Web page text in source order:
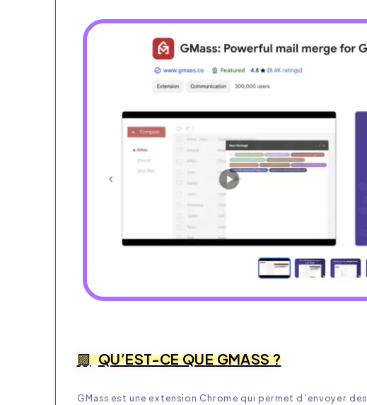
QU’EST-CE QUE GMASS ?
GMass est une extension Chrome qui permet d’envoyer des